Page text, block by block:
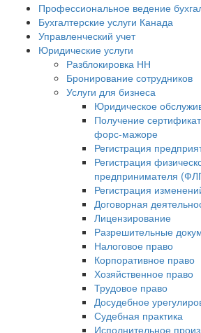
Профессиональное ведение
Бухгалтерские услуги Канада
Управленческий учет
Юридические услуги
Разблокировка НН
Бронирование сотрудников
Услуги для бизнеса
Юридическое
Получение
форс-мажоре
Регистрация
Регистрация
предпринимателя
Регистрация
Договорная
Лицензирование
Разрешительные
Налоговое право
Корпоративное право
Хозяйственное право
Трудовое право
Досудебное
Судебная практика
Исполнительное